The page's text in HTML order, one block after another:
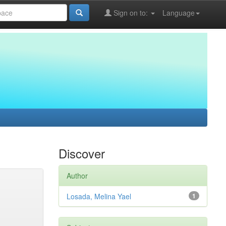
Language
Sign on to:
Discover
Author
1
Losada, Melina Yael